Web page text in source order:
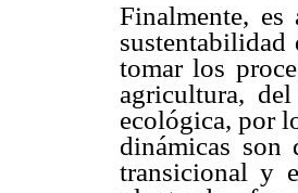
Finalmente,
tomar los
agricultura,
ecológica, por
dinámicas son
transicional y